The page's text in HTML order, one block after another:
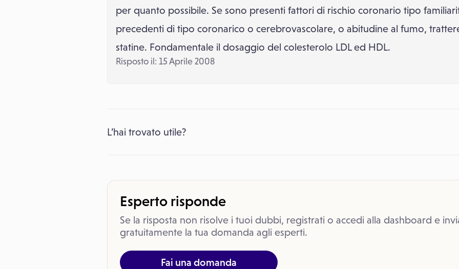
per quanto possibile. Se sono presenti fattori di rischio coronario tipo
precedenti di tipo coronarico o cerebrovascolare, o abitudine al fumo,
statine. Fondamentale il dosaggio del colesterolo LDL ed HDL.
Risposto il: 15 Aprile 2008
L’hai trovato utile?
Esperto risponde
Se la risposta non risolve i tuoi dubbi, registrati o accedi alla dashboard e
gratuitamente la tua domanda agli esperti.
Fai una domanda